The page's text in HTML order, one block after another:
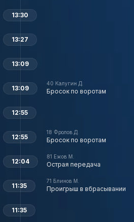
13:30
13:27
13:09
40 Калугин Д.
Бросок по воротам
13:09
12:55
18 Фролов Д.
Бросок по воротам
12:55
81 Ежов М.
Острая передача
12:04
71 Блинов М.
Проигрыш в вбрасывании
11:35
11:35